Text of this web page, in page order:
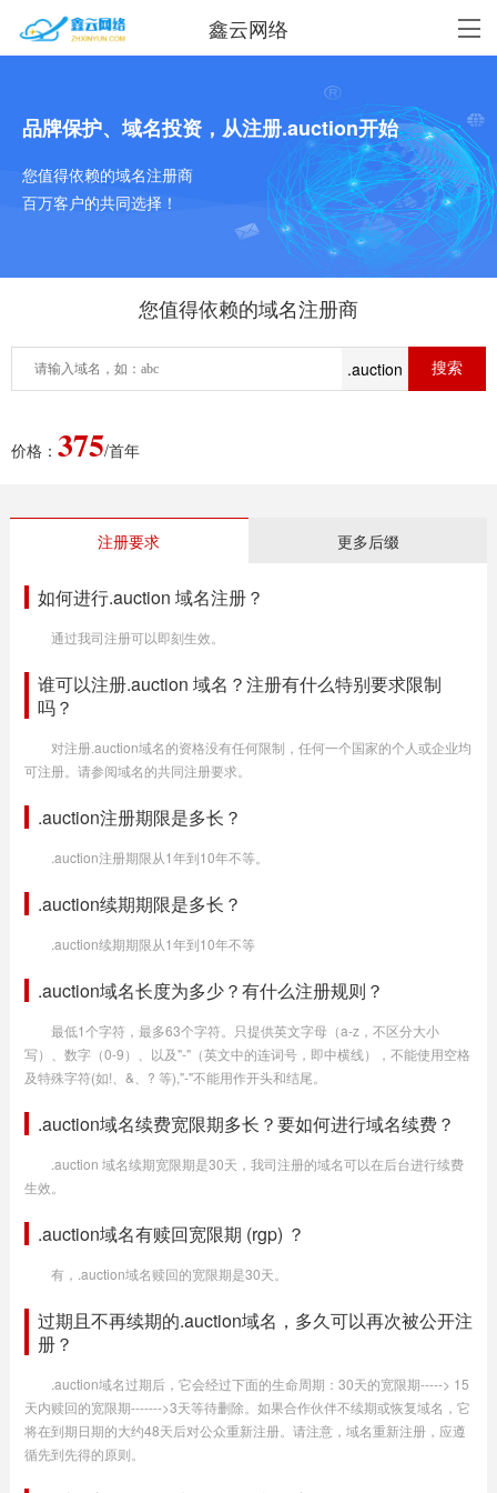
鑫云网络
品牌保护、域名投资，从注册.auction开始
您值得依赖的域名注册商
百万客户的共同选择！
您值得依赖的域名注册商
.auction
价格： 375/首年
注册要求 更多后缀
如何进行.auction 域名注册？
通过我司注册可以即刻生效。
谁可以注册.auction 域名？注册有什么特别要求限制
吗？
对注册.auction域名的资格没有任何限制，任何一个国家的个人或企业均
可注册。请参阅域名的共同注册要求。
.auction注册期限是多长？
.auction注册期限从1年到10年不等。
.auction续期期限是多长？
.auction续期期限从1年到10年不等
.auction域名长度为多少？有什么注册规则？
最低1个字符，最多63个字符。只提供英文字母（a-z，不区分大小
写）、数字（0-9）、以及"-"（英文中的连词号，即中横线），不能使用空格
及特殊字符(如!、&、? 等),"-"不能用作开头和结尾。
.auction域名续费宽限期多长？要如何进行域名续费？
.auction 域名续期宽限期是30天，我司注册的域名可以在后台进行续费
生效。
.auction域名有赎回宽限期 (rgp) ？
有，.auction域名赎回的宽限期是30天。
过期且不再续期的.auction域名，多久可以再次被公开注
册？
.auction域名过期后，它会经过下面的生命周期：30天的宽限期-----> 15
天内赎回的宽限期------->3天等待删除。如果合作伙伴不续期或恢复域名，它
将在到期日期的大约48天后对公众重新注册。请注意，域名重新注册，应遵
循先到先得的原则。